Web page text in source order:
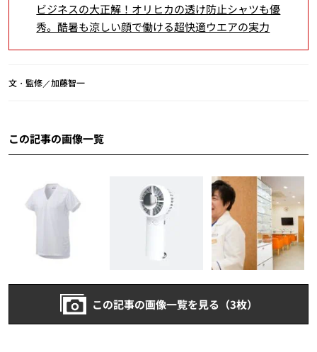
ビジネスの大正解！オリヒカの透け防止シャツも優
秀。酷暑も涼しい顔で働ける超快適ウエアの実力
文・監修／加藤智一
この記事の画像一覧
この記事の画像一覧を見る（3枚）